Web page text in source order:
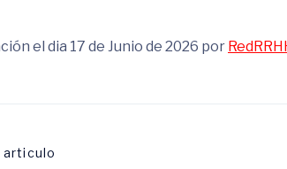
el dia 17 de Junio de 2026 por